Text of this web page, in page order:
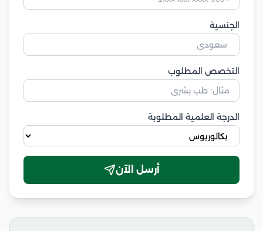
الجنسية
التخصص المطلوب
الدرجة العلمية المطلوبة
أرسل الآن